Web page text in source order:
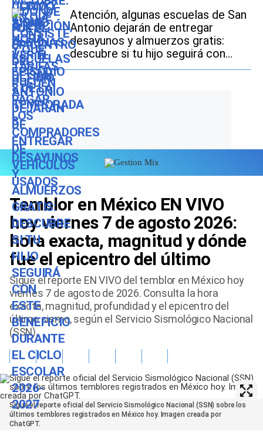
Atención, algunas escuelas de San
Antonio dejarán de entregar
desayunos y almuerzos gratis:
descubre si tu hijo seguirá con
este beneficio durante el ciclo